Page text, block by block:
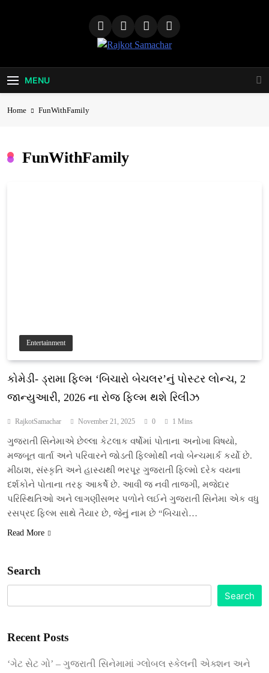
Rajkot
Samachar
MENU
Home FunWithFamily
FunWithFamily
Entertainment
કોમેડી- ડ્રામા ફિલ્મ ‘બિચારો બેચલર’નું પોસ્ટર લોન્ચ, 2
જાન્યુઆરી, 2026 ના રોજ ફિલ્મ થશે રિલીઝ
RajkotSamachar November 21, 2025 0 1 Mins
ગુજરાતી સિનેમાએ છેલ્લા કેટલાક વર્ષોમાં પોતાના અનોખા વિષયો,
મજબૂત વાર્તા અને પરિવારને જોડતી ફિલ્મોથી નવો બેન્ચમાર્ક કર્યો છે.
મીઠાશ, સંસ્કૃતિ અને હાસ્યથી ભરપૂર ગુજરાતી ફિલ્મો દરેક વયના
દર્શકોને પોતાના તરફ આકર્ષે છે. આવી જ નવી તાજગી, મજેદાર
પરિસ્થિતિઓ અને લાગણીસભર પળોને લઈને ગુજરાતી સિનેમા એક વધુ
રસપ્રદ ફિલ્મ સાથે તૈયાર છે, જેનું નામ છે “બિચારો…
Read More
Search
Search
Recent Posts
‘ગેટ સેટ ગો’ – ગુજરાતી સિનેમામાં ગ્લોબલ સ્કેલની એક્શન અને